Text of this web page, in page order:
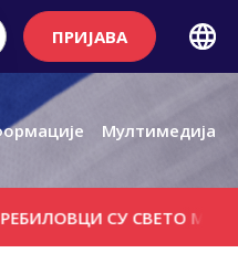
ПРИЈАВА
Мултимедија
СУ СВЕТО МЈЕСТО БОЛА